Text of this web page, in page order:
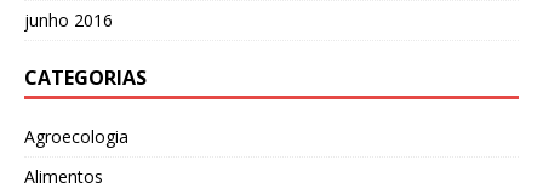
junho 2016
CATEGORIAS
Agroecologia
Alimentos